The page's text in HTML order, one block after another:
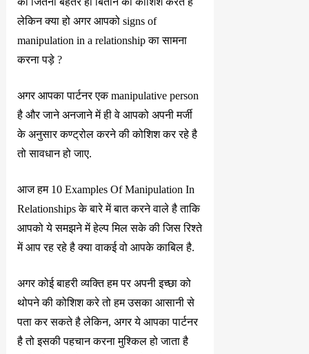
लेकिन क्या हो अगर आपको signs of
manipulation in a relationship का सामना
करना पड़े ?
अगर आपका पार्टनर एक manipulative person
है और जाने अनजाने में ही वे आपको अपनी मर्जी
के अनुसार कण्ट्रोल करने की कोशिश कर रहे है
तो सावधान हो जाए.
आज हम 10 Examples Of Manipulation In
Relationships के बारे में बात करने वाले है ताकि
आपको ये समझने में हेल्प मिल सके की जिस रिश्ते
में आप रह रहे है क्या वाकई वो आपके काबिल है.
अगर कोई बाहरी व्यक्ति हम पर अपनी इच्छा को
थोपने की कोशिश करे तो हम उसका आसानी से
पता कर सकते है लेकिन, अगर ये आपका पार्टनर
है तो इसकी पहचान करना मुश्किल हो जाता है